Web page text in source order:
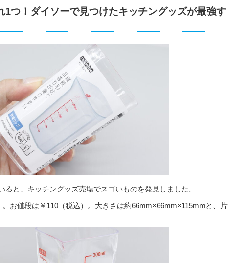
1つ！ダイソーで見つけたキッチングッズが最強す
ると、キッチングッズ売場でスゴいものを発見しました。
お値段は￥110（税込）。大きさは約66mm×66mm×115mmと、片